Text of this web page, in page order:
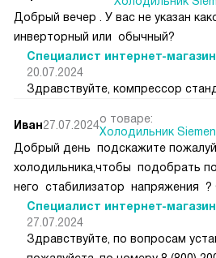
Добрый вечер . У вас не указан
инверторный или обычный?
Специалист интернет-
20.07.2024
Здравствуйте, компрессор
Иван27.07.2024о товаре:
Холодильник
Добрый день подскажите
холодильника,чтобы подобрать
него стабилизатор напряжения ?
Специалист интернет-
27.07.2024
Здравствуйте, по вопросам